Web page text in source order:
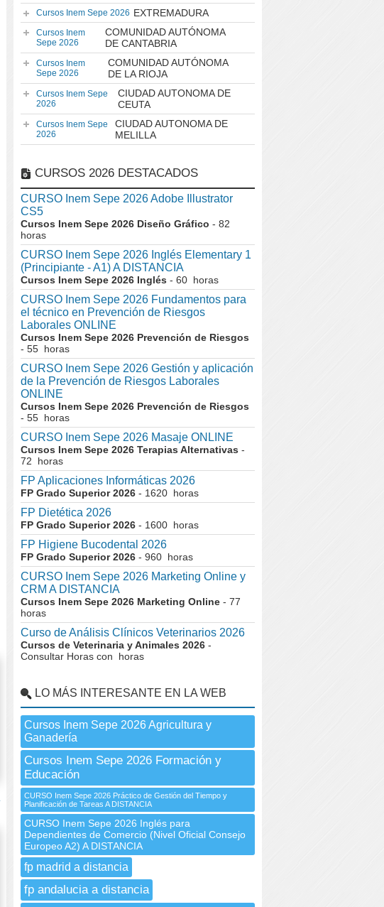
Cursos Inem Sepe 2026 EXTREMADURA
Cursos Inem
Sepe 2026
COMUNIDAD AUTÓNOMA
DE CANTABRIA
Cursos Inem
Sepe 2026
COMUNIDAD AUTÓNOMA
DE LA RIOJA
Cursos Inem Sepe
2026
CIUDAD AUTONOMA DE
CEUTA
Cursos Inem Sepe
2026
CIUDAD AUTONOMA DE
MELILLA
CURSOS 2026 DESTACADOS
CURSO Inem Sepe 2026 Adobe Illustrator
CS5
Cursos Inem Sepe 2026 Diseño Gráfico - 82
horas
CURSO Inem Sepe 2026 Inglés Elementary 1
(Principiante - A1) A DISTANCIA
Cursos Inem Sepe 2026 Inglés - 60 horas
CURSO Inem Sepe 2026 Fundamentos para
el técnico en Prevención de Riesgos
Laborales ONLINE
Cursos Inem Sepe 2026 Prevención de Riesgos
- 55 horas
CURSO Inem Sepe 2026 Gestión y aplicación
de la Prevención de Riesgos Laborales
ONLINE
Cursos Inem Sepe 2026 Prevención de Riesgos
- 55 horas
CURSO Inem Sepe 2026 Masaje ONLINE
Cursos Inem Sepe 2026 Terapias Alternativas -
72 horas
FP Aplicaciones Informáticas 2026
FP Grado Superior 2026 - 1620 horas
FP Dietética 2026
FP Grado Superior 2026 - 1600 horas
FP Higiene Bucodental 2026
FP Grado Superior 2026 - 960 horas
CURSO Inem Sepe 2026 Marketing Online y
CRM A DISTANCIA
Cursos Inem Sepe 2026 Marketing Online - 77
horas
Curso de Análisis Clínicos Veterinarios 2026
Cursos de Veterinaria y Animales 2026 -
Consultar Horas con horas
LO MÁS INTERESANTE EN LA WEB
Cursos Inem Sepe 2026 Agricultura y
Ganadería
Cursos Inem Sepe 2026 Formación y
Educación
CURSO Inem Sepe 2026 Práctico de Gestión del Tiempo y
Planificación de Tareas A DISTANCIA
CURSO Inem Sepe 2026 Inglés para
Dependientes de Comercio (Nivel Oficial Consejo
Europeo A2) A DISTANCIA
fp madrid a distancia
fp andalucia a distancia